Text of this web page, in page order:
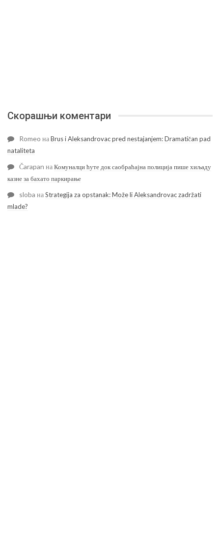
Скорашњи коментари
Romeo наBrus i Aleksandrovac pred nestajanjem: Dramatičan pad
nataliteta
Čarapan наКомуналци ћуте док саобраћајна полиција пише хиљаду
казне за бахато паркирање
sloba наStrategija za opstanak: Može li Aleksandrovac zadržati
mlade?